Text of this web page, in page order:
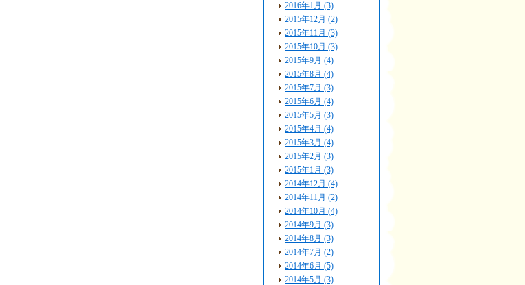
2016年1月 (3)
2015年12月 (2)
2015年11月 (3)
2015年10月 (3)
2015年9月 (4)
2015年8月 (4)
2015年7月 (3)
2015年6月 (4)
2015年5月 (3)
2015年4月 (4)
2015年3月 (4)
2015年2月 (3)
2015年1月 (3)
2014年12月 (4)
2014年11月 (2)
2014年10月 (4)
2014年9月 (3)
2014年8月 (3)
2014年7月 (2)
2014年6月 (5)
2014年5月 (3)